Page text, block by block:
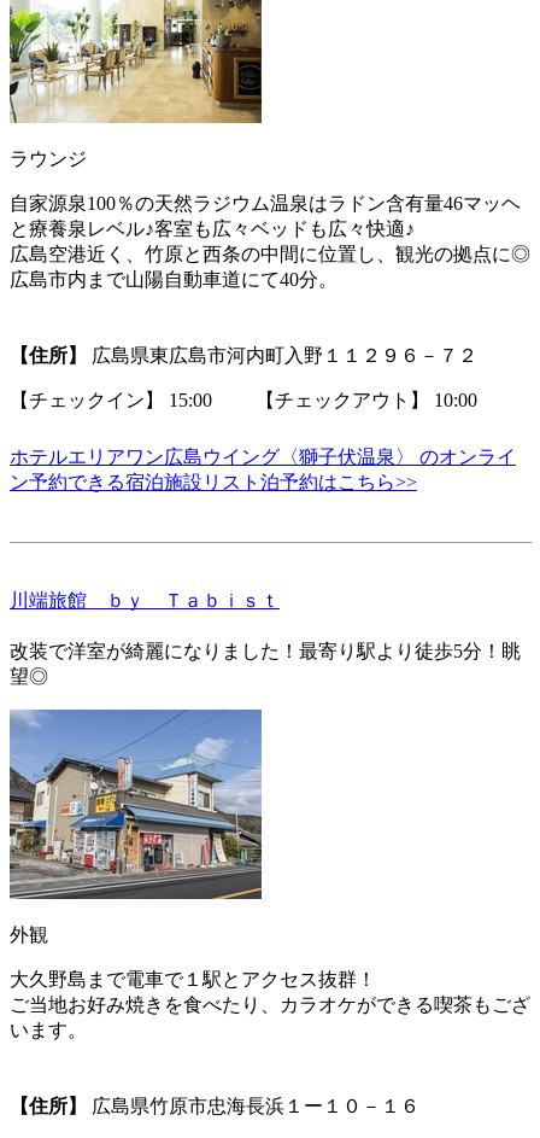
ラウンジ
自家源泉100％の天然ラジウム温泉はラドン含有量46マッヘ
と療養泉レベル♪客室も広々ベッドも広々快適♪
広島空港近く、竹原と西条の中間に位置し、観光の拠点に◎
広島市内まで山陽自動車道にて40分。
【住所】 広島県東広島市河内町入野１１２９６－７２
【チェックイン】 15:00 【チェックアウト】 10:00
ホテルエリアワン広島ウイング〈獅子伏温泉〉 のオンライ
ン予約できる宿泊施設リスト泊予約はこちら>>
川端旅館 ｂｙ Ｔａｂｉｓｔ
改装で洋室が綺麗になりました！最寄り駅より徒歩5分！眺
望◎
外観
大久野島まで電車で１駅とアクセス抜群！
ご当地お好み焼きを食べたり、カラオケができる喫茶もござ
います。
【住所】 広島県竹原市忠海長浜１ー１０－１６